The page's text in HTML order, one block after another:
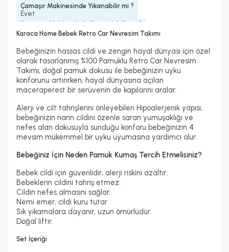
Çamaşır Makinesinde Yıkanabilir mi ?
Evet
Kurutma Makinesinde Kurutulabilir mi ?
Evet
Hayır
Evet
Karaca Home Bebek Retro Car Nevresim Takımı
Bebeğinizin hassas cildi ve zengin hayal dünyası için özel
olarak tasarlanmış %100 Pamuklu Retro Car Nevresim
Takımı, doğal pamuk dokusu ile bebeğinizin uyku
konforunu artırırken, hayal dünyasına açılan
maceraperest bir serüvenin de kapılarını aralar.
Alerji ve cilt tahrişlerini önleyebilen Hipoalerjenik yapısı,
bebeğinizin narin cildini özenle saran yumuşaklığı ve
nefes alan dokusuyla sunduğu konforu bebeğinizin 4
mevsim mükemmel bir uyku uyumasına yardımcı olur.
Bebeğiniz İçin Neden Pamuk Kumaş Tercih Etmelisiniz?
Bebek cildi için güvenlidir, alerji riskini azaltır.
Bebeklerin cildini tahriş etmez.
Cildin nefes almasını sağlar.
Nemi emer, cildi kuru tutar.
Sık yıkamalara dayanır, uzun ömürlüdür.
Doğal liftir.
Set İçeriği